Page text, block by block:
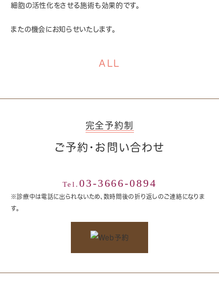
細胞の活性化をさせる施術も効果的です。
またの機会にお知らせいたします。
ALL
完全予約制
ご予約・お問い合わせ
Tel.03-3666-0894
※診療中は電話に出られないため、数時間後の折り返しのご連絡になりま
す。